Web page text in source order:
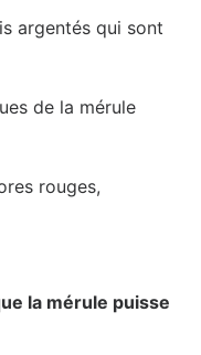
argentés qui sont
de la mérule
rouges,
la mérule puisse